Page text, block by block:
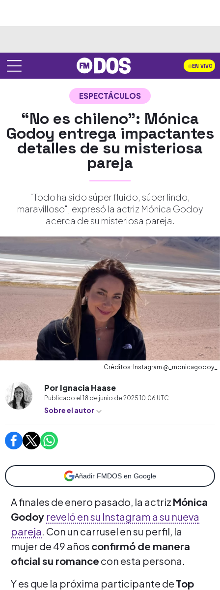
EN VIVO
ESPECTÁCULOS
“No es chileno”: Mónica
Godoy entrega impactantes
detalles de su misteriosa
pareja
"Todo ha sido súper fluido, súper lindo,
maravilloso", expresó la actriz Mónica Godoy
acerca de su misteriosa pareja.
Créditos: Instagram @_monicagodoy_
Por Ignacia Haase
Publicado el 18 de junio de 2025 10:06 UTC
Sobre el autor
Añadir FMDOS en Google
A finales de enero pasado, la actriz Mónica
Godoy reveló en su Instagram a su nueva
pareja. Con un carrusel en su perfil, la
mujer de 49 años confirmó de manera
oficial su romance con esta persona.
Y es que la próxima participante de Top